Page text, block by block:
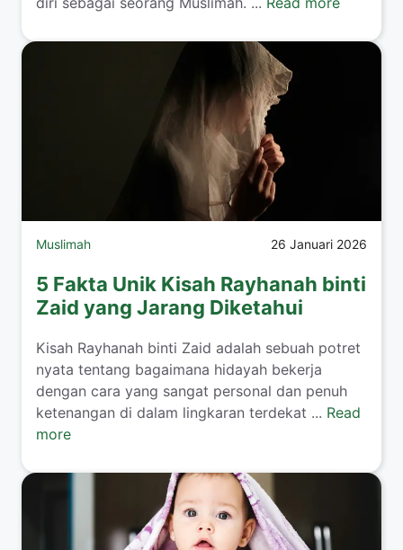
Muslimah 26 Januari 2026
5 Fakta Unik Kisah Rayhanah binti
Zaid yang Jarang Diketahui
​Kisah Rayhanah binti Zaid adalah sebuah potret
nyata tentang bagaimana hidayah bekerja
dengan cara yang sangat personal dan penuh
ketenangan di dalam lingkaran terdekat ... Read
more